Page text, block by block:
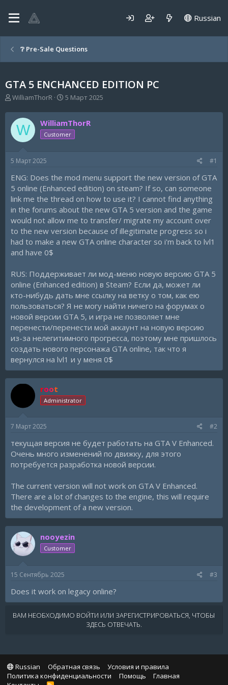
Russian
❔ Pre-Sale Questions
GTA 5 ENCHANCED EDITION PC
А
т
о
р
т
м
WilliamThorR
Д
т
а
н
а
5 Март 2025
W WilliamThorR
Customer
5 Март 2025 #1
ENG: Does the mod menu support the new version of GTA
5 online (Enhanced edition) on steam? If so, can someone
link me the thread on how to use it? I cannot find anything
in the forums about the new GTA 5 version and the game
would not allow me to transfer/ migrate my account over
to the new version because of illegitimate progress so i
had to make a new GTA online character so i'm back to lvl1
and have 0$
RUS: Поддерживает ли мод-меню новую версию GTA 5
online (Enhanced edition) в Steam? Если да, может ли
кто-нибудь дать мне ссылку на ветку о том, как ею
пользоваться? Я не могу найти ничего на форумах о
новой версии GTA 5, и игра не позволяет мне
перенести/перенести мой аккаунт на новую версию
из-за нелегитимного прогресса, поэтому мне пришлось
создать нового персонажа GTA online, так что я
вернулся на lvl1 и у меня 0$
root
Administrator
7 Март 2025 #2
текущая версия не будет работать на GTA V Enhanced.
Очень много изменений по движку, для этого
потребуется разработка новой версии.
The current version will not work on GTA V Enhanced.
There are a lot of changes to the engine, this will require
the development of a new version.
nooyezin
Customer
15 Сентябрь 2025 #3
Does it work on legacy online?
ВАМ НЕОБХОДИМО ВОЙТИ ИЛИ ЗАРЕГИСТРИРОВАТЬСЯ, ЧТОБЫ
ЗДЕСЬ ОТВЕЧАТЬ.
Russian Обратная связь
Условия и правила
Политика конфиденциальности
Помощь
Главная